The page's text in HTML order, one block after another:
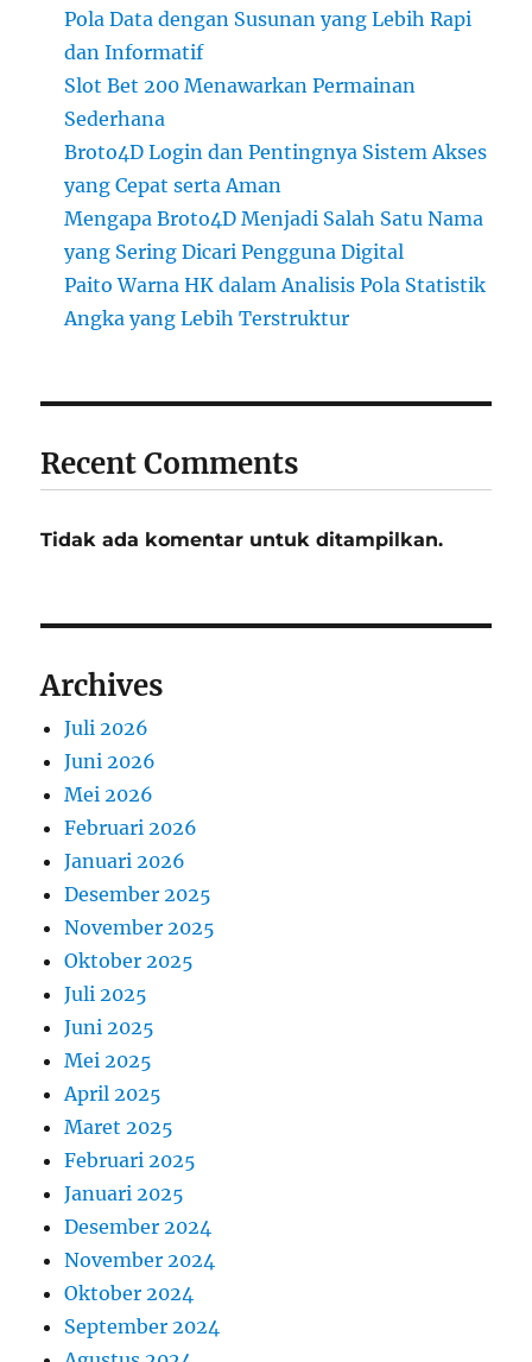
Pola Data dengan Susunan yang Lebih Rapi
dan Informatif
Slot Bet 200 Menawarkan Permainan
Sederhana
Broto4D Login dan Pentingnya Sistem Akses
yang Cepat serta Aman
Mengapa Broto4D Menjadi Salah Satu Nama
yang Sering Dicari Pengguna Digital
Paito Warna HK dalam Analisis Pola Statistik
Angka yang Lebih Terstruktur
Recent Comments
Tidak ada komentar untuk ditampilkan.
Archives
Juli 2026
Juni 2026
Mei 2026
Februari 2026
Januari 2026
Desember 2025
November 2025
Oktober 2025
Juli 2025
Juni 2025
Mei 2025
April 2025
Maret 2025
Februari 2025
Januari 2025
Desember 2024
November 2024
Oktober 2024
September 2024